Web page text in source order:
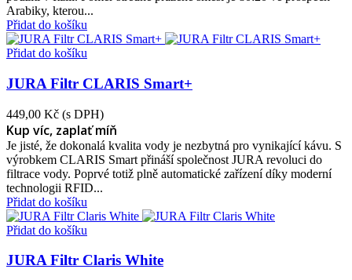
Arabiky, kterou...
Přidat do košíku
Přidat do košíku
JURA Filtr CLARIS Smart+
449,00 Kč (s DPH)
Kup víc, zaplať míň
Je jisté, že dokonalá kvalita vody je nezbytná pro vynikající kávu. S
výrobkem CLARIS Smart přináší společnost JURA revoluci do
filtrace vody. Poprvé totiž plně automatické zařízení díky moderní
technologii RFID...
Přidat do košíku
Přidat do košíku
JURA Filtr Claris White